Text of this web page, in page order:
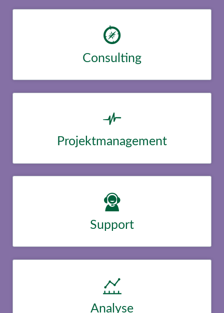
Lorem ipsum dolor sit amet, consectetur adipisicing elit, sed do
Duis aute irure dolor in reprehenderit in voluptate velit esse
Lorem ipsum dolor sit amet, consectetur adipisicing elit, sed do
Duis aute irure dolor in reprehenderit in voluptate velit esse
Lorem ipsum dolor sit amet, consectetur adipisicing elit, sed do
Duis aute irure dolor in reprehenderit in voluptate velit esse
Lorem ipsum dolor sit amet, consectetur adipisicing elit, sed do
Duis aute irure dolor in reprehenderit in voluptate velit esse